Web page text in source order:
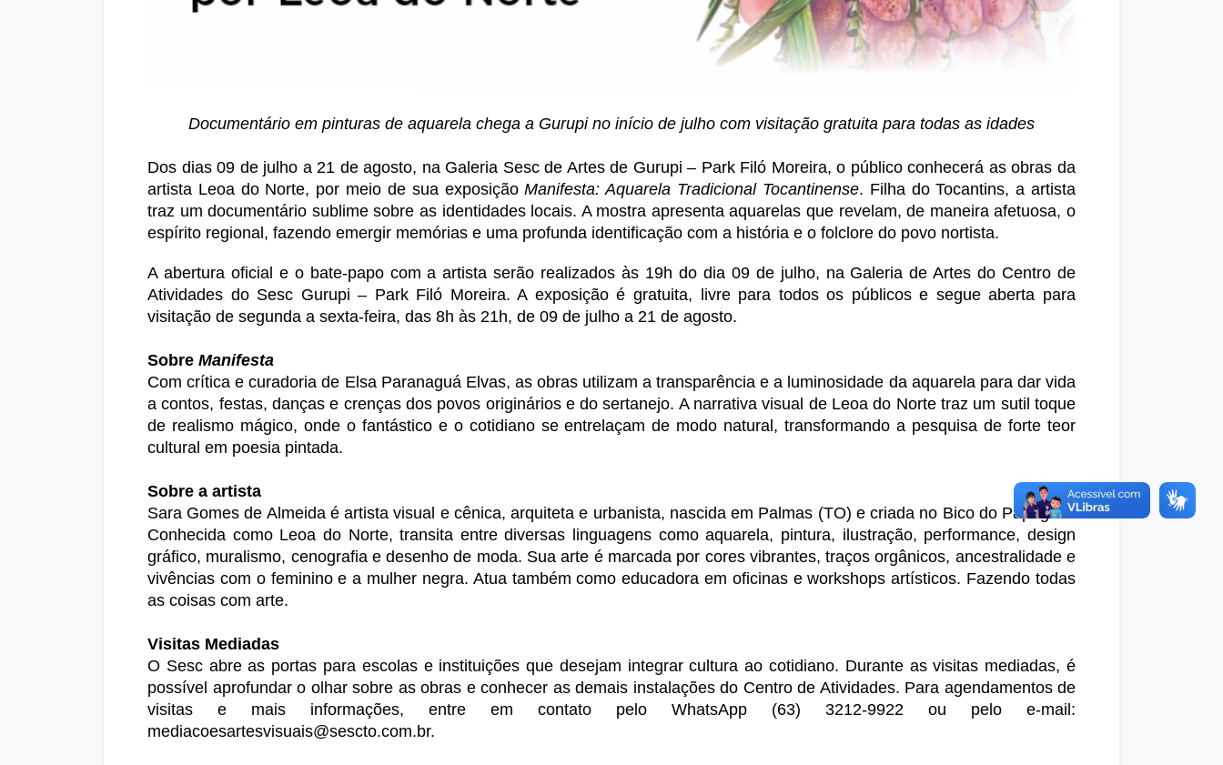
Documentário em pinturas de aquarela chega a Gurupi no início de julho com visitação gratuita para todas as idades
Dos dias 09 de julho a 21 de agosto, na Galeria Sesc de Artes de Gurupi – Park Filó Moreira, o público conhecerá as obras da
artista Leoa do Norte, por meio de sua exposição Manifesta: Aquarela Tradicional Tocantinense. Filha do Tocantins, a artista
traz um documentário sublime sobre as identidades locais. A mostra apresenta aquarelas que revelam, de maneira afetuosa, o
espírito regional, fazendo emergir memórias e uma profunda identificação com a história e o folclore do povo nortista.
A abertura oficial e o bate-papo com a artista serão realizados às 19h do dia 09 de julho, na Galeria de Artes do Centro de
Atividades do Sesc Gurupi – Park Filó Moreira. A exposição é gratuita, livre para todos os públicos e segue aberta para
visitação de segunda a sexta-feira, das 8h às 21h, de 09 de julho a 21 de agosto.
Sobre Manifesta
Com crítica e curadoria de Elsa Paranaguá Elvas, as obras utilizam a transparência e a luminosidade da aquarela para dar vida
a contos, festas, danças e crenças dos povos originários e do sertanejo. A narrativa visual de Leoa do Norte traz um sutil toque
de realismo mágico, onde o fantástico e o cotidiano se entrelaçam de modo natural, transformando a pesquisa de forte teor
cultural em poesia pintada.
Sobre a artista
Sara Gomes de Almeida é artista visual e cênica, arquiteta e urbanista, nascida em Palmas (TO) e criada no Bico do Papagaio.
Conhecida como Leoa do Norte, transita entre diversas linguagens como aquarela, pintura, ilustração, performance, design
gráfico, muralismo, cenografia e desenho de moda. Sua arte é marcada por cores vibrantes, traços orgânicos, ancestralidade e
vivências com o feminino e a mulher negra. Atua também como educadora em oficinas e workshops artísticos. Fazendo todas
as coisas com arte.
Visitas Mediadas
O Sesc abre as portas para escolas e instituições que desejam integrar cultura ao cotidiano. Durante as visitas mediadas, é
possível aprofundar o olhar sobre as obras e conhecer as demais instalações do Centro de Atividades. Para agendamentos de
visitas e mais informações, entre em contato pelo WhatsApp (63) 3212-9922 ou pelo e-mail:
mediacoesartesvisuais@sescto.com.br.